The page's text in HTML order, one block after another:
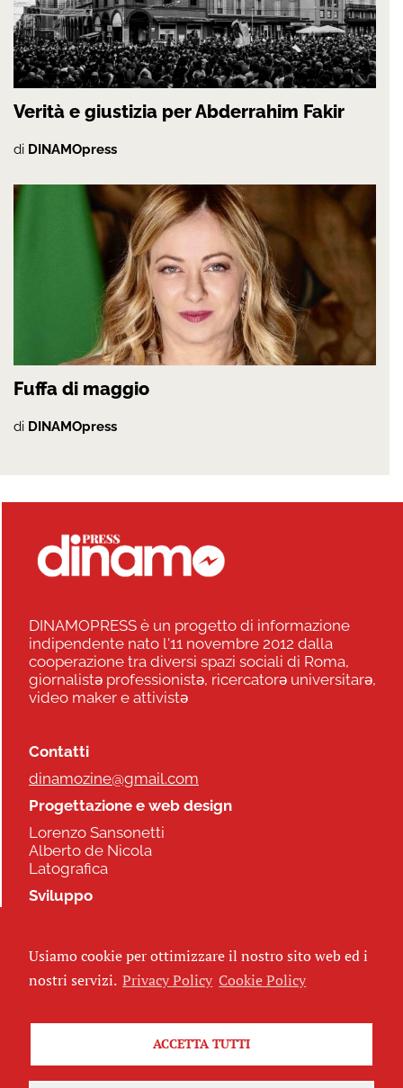
Verità e giustizia per Abderrahim Fakir
di DINAMOpress
Fuffa di maggio
di DINAMOpress
DINAMOPRESS è un progetto di informazione
indipendente nato l'11 novembre 2012 dalla
cooperazione tra diversi spazi sociali di Roma,
giornalistə professionistə, ricercatorə universitarə,
video maker e attivistə
Contatti
dinamozine@gmail.com
Progettazione e web design
Lorenzo Sansonetti
Alberto de Nicola
Latografica
Sviluppo
Seguici
Iscriviti alla newsletter
Usiamo cookie per ottimizzare il nostro sito web ed i
nostri servizi. Privacy Policy Cookie Policy
ACCETTA TUTTI